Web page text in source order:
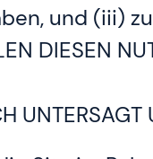
und (iii)
DIESEN